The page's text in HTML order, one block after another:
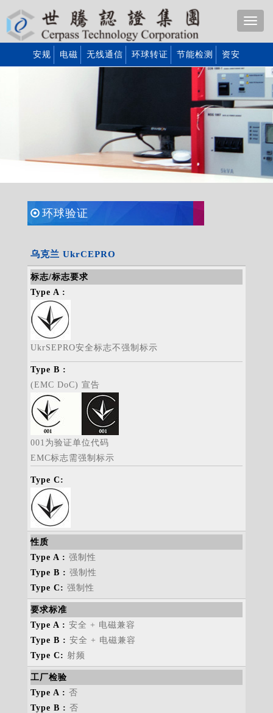
安规 电磁 无线通信 环球转证 节能检测 资安
环球验证
乌克兰 UkrCEPRO
标志/标志要求
UkrSEPRO安全标志不强制标示
(EMC DoC) 宣告
001为验证单位代码
EMC标志需强制标示
性质
强制性
强制性
强制性
要求标准
安全 + 电磁兼容
安全 + 电磁兼容
射频
工厂检验
否
否